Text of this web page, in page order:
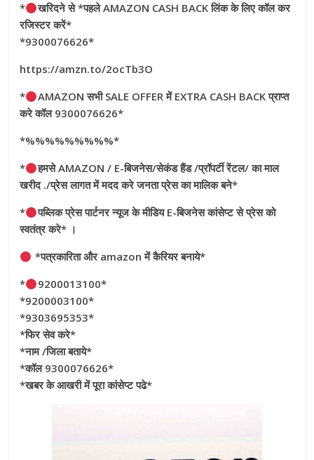
*
खरिदने से *पहले AMAZON CASH BACK लिंक के लिए कॉल कर
रजिस्टर करें*
*9300076626*
https://amzn.to/2ocTb3O
*
AMAZON सभी SALE OFFER में EXTRA CASH BACK प्राप्त
करे कॉल 9300076626*
*%%%%%%%%%*
*
हमसे AMAZON / E-बिजनेस/सेकंड हैंड /प्रॉपर्टी रेंटल/ का माल
खरीद ./प्रेस लागत में मदद करे जनता प्रेस का मालिक बने*
*
पब्लिक प्रेस पार्टनर न्यूज के मीडिय E-बिजनेस कांसेप्ट से प्रेस को
स्वतंत्र करे* ।
*पत्रकारिता और amazon में कैरियर बनाये*
*
9200013100*
*9200003100*
*9303695353*
*फिर सेव करे*
*नाम /जिला बताये*
*कॉल 9300076626*
*खबर के आखरी में पूरा कांसेप्ट पढे*